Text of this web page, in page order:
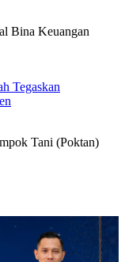
Bina Keuangan
Tegaskan
Tani (Poktan)